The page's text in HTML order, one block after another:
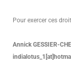
Pour exercer ces
Annick GESSIER-